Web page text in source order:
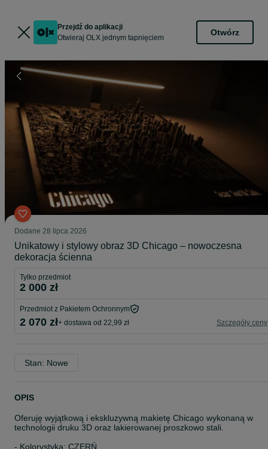
Przejdź do aplikacji
Otwieraj OLX jednym tapnięciem
Otwórz
Dodane 28 lipca 2026
Unikatowy i stylowy obraz 3D Chicago – nowoczesna
dekoracja ścienna
Tylko przedmiot
2 000 zł
Przedmiot z Pakietem Ochronnym
2 070 zł+ dostawa od 22,99 zł Szczegóły ceny
Stan: Nowe
OPIS
Oferuję wyjątkową i ekskluzywną makietę Chicago wykonaną w
technologii druku 3D oraz lakierowanej proszkowo stali.
- Kolorystyka: CZERŃ